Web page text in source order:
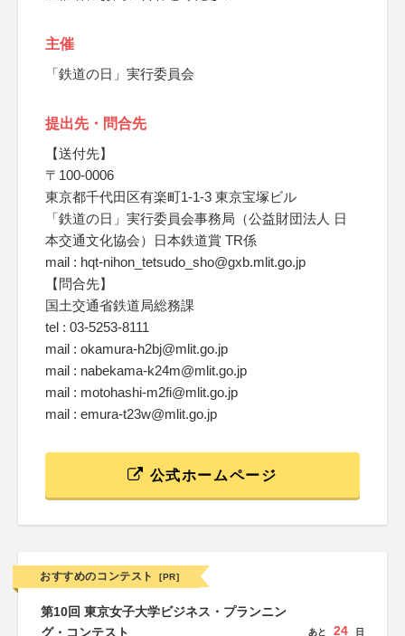
主催
「鉄道の日」実行委員会
提出先・問合先
【送付先】
〒100-0006
東京都千代田区有楽町1-1-3 東京宝塚ビル
「鉄道の日」実行委員会事務局（公益財団法人 日
本交通文化協会）日本鉄道賞 TR係
mail : hqt-nihon_tetsudo_sho@gxb.mlit.go.jp
【問合先】
国土交通省鉄道局総務課
tel : 03-5253-8111
mail : okamura-h2bj@mlit.go.jp
mail : nabekama-k24m@mlit.go.jp
mail : motohashi-m2fi@mlit.go.jp
mail : emura-t23w@mlit.go.jp
公式ホームページ
おすすめのコンテスト [PR]
第10回 東京女子大学ビジネス・プランニン
グ・コンテスト
あと 24 日